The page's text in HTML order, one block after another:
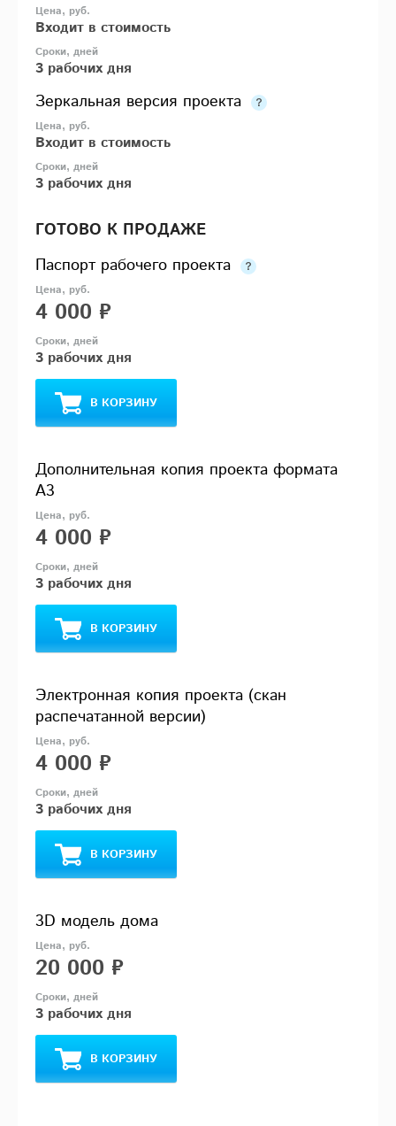
Входит в стоимость
3 рабочих дня
Зеркальная версия проекта
Входит в стоимость
3 рабочих дня
ГОТОВО К ПРОДАЖЕ
Паспорт рабочего проекта
4 000 ₽
3 рабочих дня
В КОРЗИНУ
Дополнительная копия проекта формата
А3
4 000 ₽
3 рабочих дня
В КОРЗИНУ
Электронная копия проекта (скан
распечатанной версии)
4 000 ₽
3 рабочих дня
В КОРЗИНУ
3D модель дома
20 000 ₽
3 рабочих дня
В КОРЗИНУ